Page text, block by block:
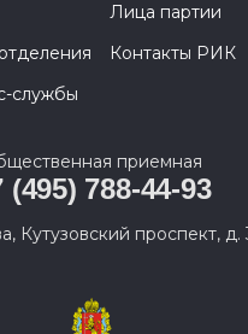
Лица партии
Контакты РИК
службы
приемная
(495) 788-44-93
Кутузовский проспект, д.